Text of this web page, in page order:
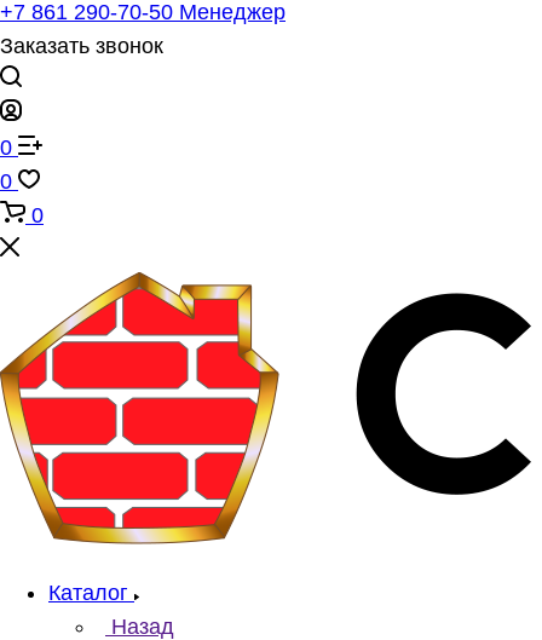
+7 861 290-70-50 Менеджер
Заказать звонок
0
0
0
Каталог
Назад